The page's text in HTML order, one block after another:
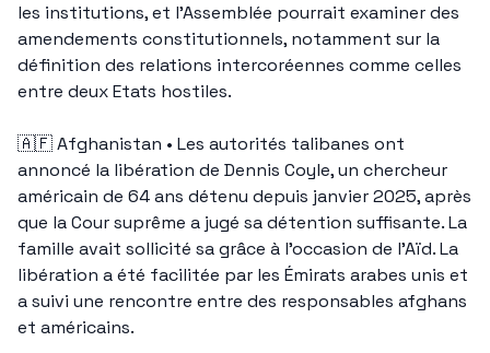
les institutions, et l’Assemblée pourrait examiner des
amendements constitutionnels, notamment sur la
définition des relations intercoréennes comme celles
entre deux Etats hostiles.
🇦🇫 Afghanistan • Les autorités talibanes ont
annoncé la libération de Dennis Coyle, un chercheur
américain de 64 ans détenu depuis janvier 2025, après
que la Cour suprême a jugé sa détention suffisante. La
famille avait sollicité sa grâce à l’occasion de l’Aïd. La
libération a été facilitée par les Émirats arabes unis et
a suivi une rencontre entre des responsables afghans
et américains.